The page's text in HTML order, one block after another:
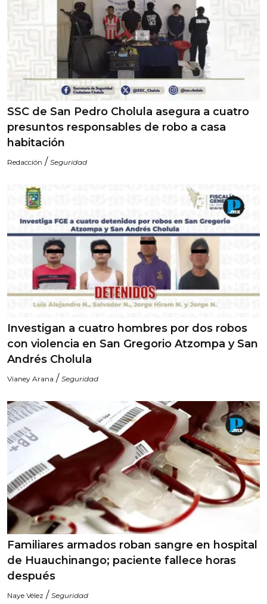
SSC de San Pedro Cholula asegura a cuatro
presuntos responsables de robo a casa
habitación
Redacción / Seguridad
Investigan a cuatro hombres por dos robos
con violencia en San Gregorio Atzompa y San
Andrés Cholula
Vianey Arana / Seguridad
Familiares armados roban sangre en hospital
de Huauchinango; paciente fallece horas
después
Naye Vélez / Seguridad